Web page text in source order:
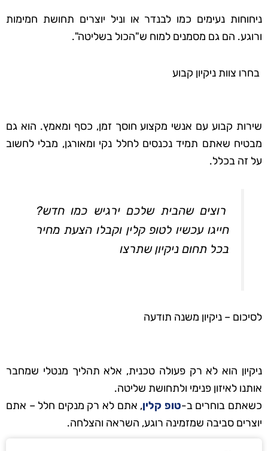
ניחוחות נעימים כמו לבנדר או וניל יוצרים תחושת חמימות
ורוגע. הם גם מסמנים למוח ש"הכול בשליטה".
בחרו צוות ניקיון קבוע
שירות קבוע עם אנשי מקצוע חוסך זמן, כסף ומאמץ. הוא גם
מבטיח שאתם תמיד נכנסים לחלל נקי ומאורגן, מבלי לחשוב
על זה בכלל.
רוצים שהבית שלכם ירגיש כמו חדש?
חייגו עכשיו לטופ קלין וקבלו הצעת מחיר
בכל תחום ניקיון שתרצו
לסיכום – ניקיון משנה תודעה
ניקיון הוא לא רק פעולה טכנית, אלא תהליך מנטלי שמחבר
אותנו לאיזון פנימי ולתחושת שליטה.
כשאתם בוחרים ב-טופ קלין, אתם לא רק מנקים חלל – אתם
יוצרים סביבה שמזמינה רוגע, השראה והצלחה.